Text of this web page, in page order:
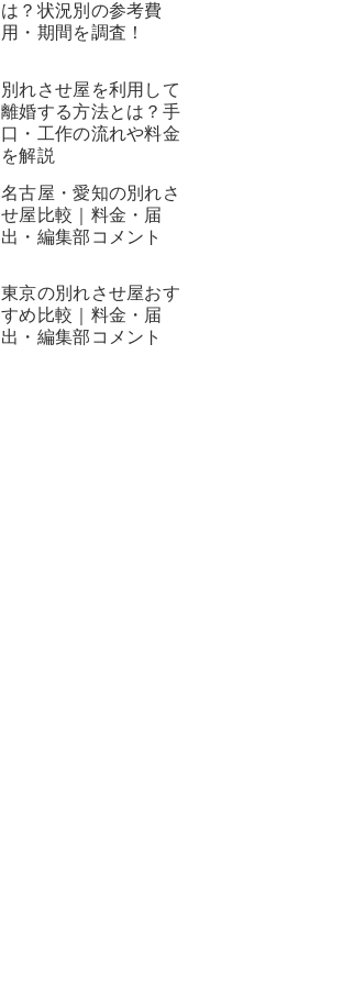
は？状況別の参考費
用・期間を調査！
別れさせ屋を利用して
離婚する方法とは？手
口・工作の流れや料金
を解説
名古屋・愛知の別れさ
せ屋比較｜料金・届
出・編集部コメント
東京の別れさせ屋おす
すめ比較｜料金・届
出・編集部コメント